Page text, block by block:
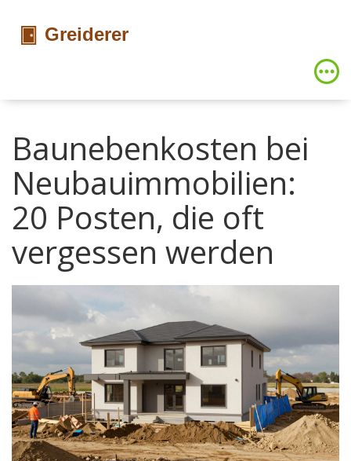
Baunebenkosten bei
Neubauimmobilien:
20 Posten, die oft
vergessen werden